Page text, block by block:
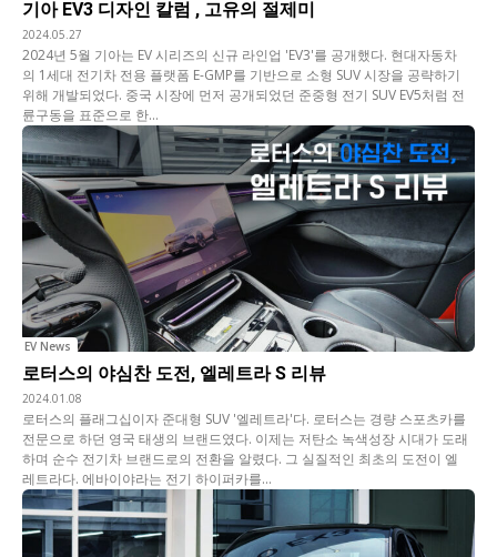
기아 EV3 디자인 칼럼 , 고유의 절제미
2024.05.27
2024년 5월 기아는 EV 시리즈의 신규 라인업 'EV3'를 공개했다. 현대자동차
의 1세대 전기차 전용 플랫폼 E-GMP를 기반으로 소형 SUV 시장을 공략하기
위해 개발되었다. 중국 시장에 먼저 공개되었던 준중형 전기 SUV EV5처럼 전
륜구동을 표준으로 한...
EV News
로터스의 야심찬 도전, 엘레트라 S 리뷰
2024.01.08
로터스의 플래그십이자 준대형 SUV '엘레트라'다. 로터스는 경량 스포츠카를
전문으로 하던 영국 태생의 브랜드였다. 이제는 저탄소 녹색성장 시대가 도래
하며 순수 전기차 브랜드로의 전환을 알렸다. 그 실질적인 최초의 도전이 엘
레트라다. 에바이야라는 전기 하이퍼카를...